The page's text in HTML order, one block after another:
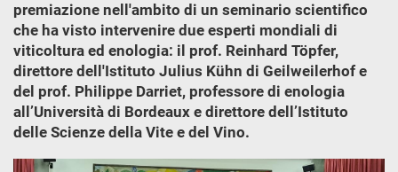
premiazione nell'ambito di un seminario scientifico
che ha visto intervenire due esperti mondiali di
viticoltura ed enologia: il prof. Reinhard Töpfer,
direttore dell'Istituto Julius Kühn di Geilweilerhof e
del prof. Philippe Darriet, professore di enologia
all’Università di Bordeaux e direttore dell’Istituto
delle Scienze della Vite e del Vino.